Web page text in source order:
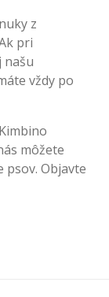
z
pri
našu
vždy po
môžete
Objavte